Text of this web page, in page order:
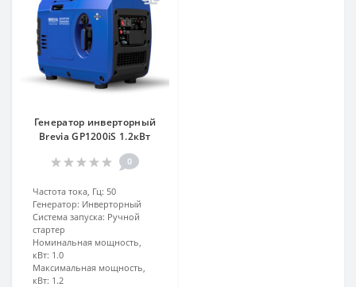
Генератор инверторный
Brevia GP1200iS 1.2кВт
0
Частота тока, Гц: 50
Генератор: Инверторный
Система запуска: Ручной
стартер
Номинальная мощность,
кВт: 1.0
Максимальная мощность,
кВт: 1.2